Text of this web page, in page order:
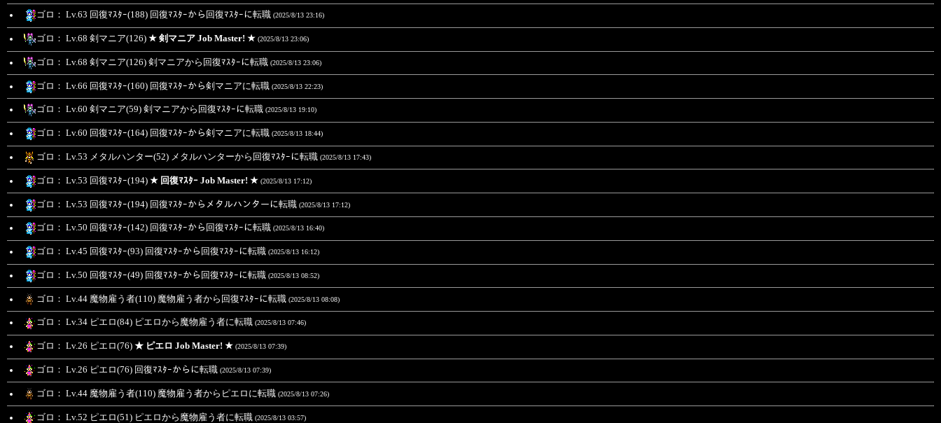
ゴロ： Lv.63 回復ﾏｽﾀｰ(188) 回復ﾏｽﾀｰから回復ﾏｽﾀｰに転職 (2025/8/13 23:16)
ゴロ： Lv.68 剣マニア(126) ★ 剣マニア Job Master! ★ (2025/8/13 23:06)
ゴロ： Lv.68 剣マニア(126) 剣マニアから回復ﾏｽﾀｰに転職 (2025/8/13 23:06)
ゴロ： Lv.66 回復ﾏｽﾀｰ(160) 回復ﾏｽﾀｰから剣マニアに転職 (2025/8/13 22:23)
ゴロ： Lv.60 剣マニア(59) 剣マニアから回復ﾏｽﾀｰに転職 (2025/8/13 19:10)
ゴロ： Lv.60 回復ﾏｽﾀｰ(164) 回復ﾏｽﾀｰから剣マニアに転職 (2025/8/13 18:44)
ゴロ： Lv.53 メタルハンター(52) メタルハンターから回復ﾏｽﾀｰに転職 (2025/8/13 17:43)
ゴロ： Lv.53 回復ﾏｽﾀｰ(194) ★ 回復ﾏｽﾀｰ Job Master! ★ (2025/8/13 17:12)
ゴロ： Lv.53 回復ﾏｽﾀｰ(194) 回復ﾏｽﾀｰからメタルハンターに転職 (2025/8/13 17:12)
ゴロ： Lv.50 回復ﾏｽﾀｰ(142) 回復ﾏｽﾀｰから回復ﾏｽﾀｰに転職 (2025/8/13 16:40)
ゴロ： Lv.45 回復ﾏｽﾀｰ(93) 回復ﾏｽﾀｰから回復ﾏｽﾀｰに転職 (2025/8/13 16:12)
ゴロ： Lv.50 回復ﾏｽﾀｰ(49) 回復ﾏｽﾀｰから回復ﾏｽﾀｰに転職 (2025/8/13 08:52)
ゴロ： Lv.44 魔物雇う者(110) 魔物雇う者から回復ﾏｽﾀｰに転職 (2025/8/13 08:08)
ゴロ： Lv.34 ピエロ(84) ピエロから魔物雇う者に転職 (2025/8/13 07:46)
ゴロ： Lv.26 ピエロ(76) ★ ピエロ Job Master! ★ (2025/8/13 07:39)
ゴロ： Lv.26 ピエロ(76) 回復ﾏｽﾀｰからに転職 (2025/8/13 07:39)
ゴロ： Lv.44 魔物雇う者(110) 魔物雇う者からピエロに転職 (2025/8/13 07:26)
ゴロ： Lv.52 ピエロ(51) ピエロから魔物雇う者に転職 (2025/8/13 03:57)